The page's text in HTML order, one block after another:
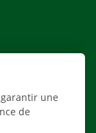
une
de